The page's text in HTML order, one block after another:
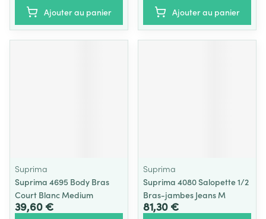
Ajouter au panier Ajouter au panier
Suprima
Suprima 4695 Body Bras
Court Blanc Medium
39,60 €
Suprima
Suprima 4080 Salopette 1/2
Bras-jambes Jeans M
81,30 €